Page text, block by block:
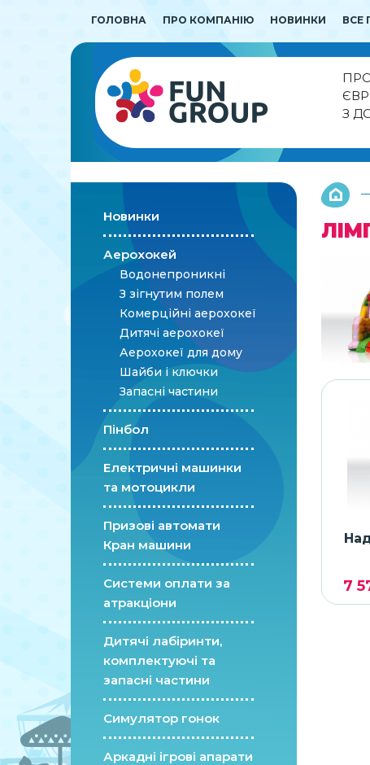
ГОЛОВНА ПРО КОМПАНІЮ НОВИНКИ ВСЕ
З
Новинки
Аерохокей
Водонепроникні
З зігнутим полем
Комерційні аерохокеї
Дитячі аерохокеї
Аерохокеї для дому
Шайби і ключки
Запасні частини
Пінбол
Електричні машинки
та мотоцикли
Призові автомати
Кран машини
Системи оплати за
атракціони
Дитячі лабіринти,
комплектуючі та
запасні частини
Симулятор гонок
Аркадні ігрові апарати
7